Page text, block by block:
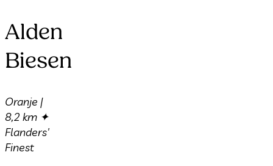
Alden
Biesen
Oranje |
8,2 km ✦
Flanders'
Finest